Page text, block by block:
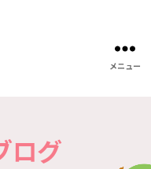
メニュー
ログ